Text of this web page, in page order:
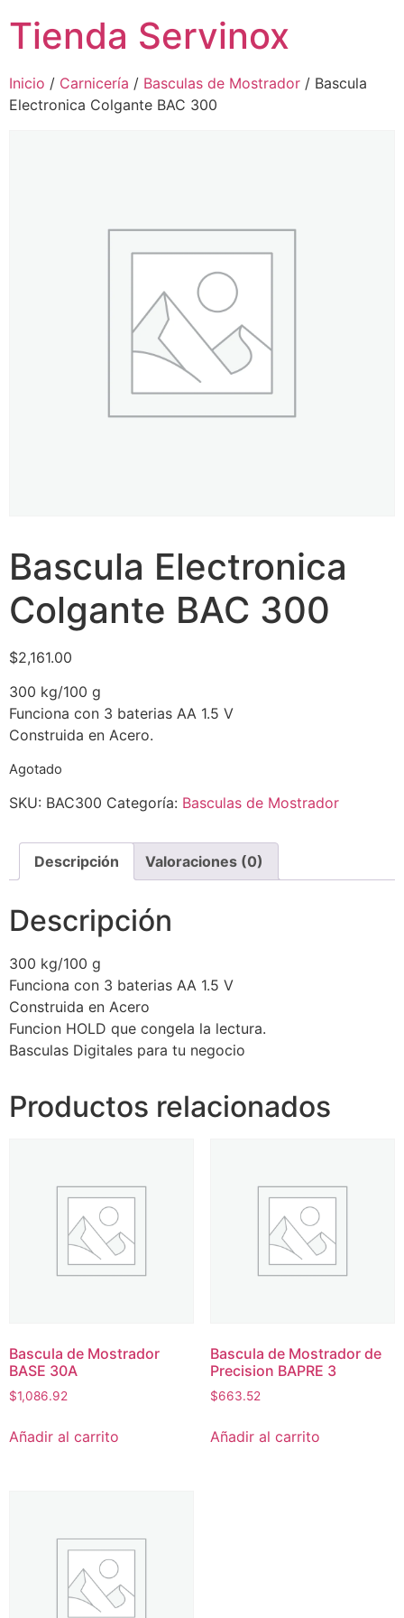
Tienda Servinox
Inicio / Carnicería / Basculas de Mostrador / Bascula
Electronica Colgante BAC 300
Bascula Electronica
Colgante BAC 300
$2,161.00
300 kg/100 g
Funciona con 3 baterias AA 1.5 V
Construida en Acero.
Agotado
SKU: BAC300 Categoría: Basculas de Mostrador
Descripción Valoraciones (0)
Descripción
300 kg/100 g
Funciona con 3 baterias AA 1.5 V
Construida en Acero
Funcion HOLD que congela la lectura.
Basculas Digitales para tu negocio
Productos relacionados
Bascula de Mostrador
BASE 30A
$1,086.92
Añadir al carrito
Bascula de Mostrador de
Precision BAPRE 3
$663.52
Añadir al carrito